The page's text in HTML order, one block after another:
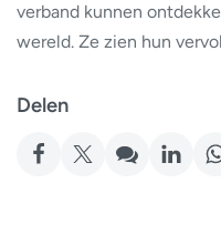
verband kunnen
wereld. Ze zien hun
Delen